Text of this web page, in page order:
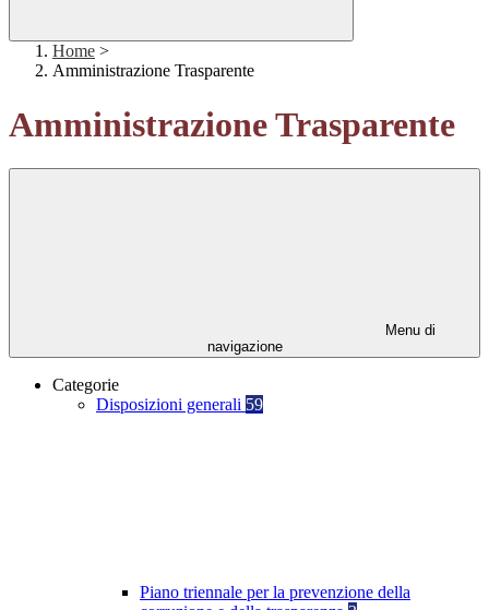
Home >
Amministrazione Trasparente
Amministrazione Trasparente
Menu di
navigazione
Categorie
Disposizioni generali 59
Piano triennale per la prevenzione della